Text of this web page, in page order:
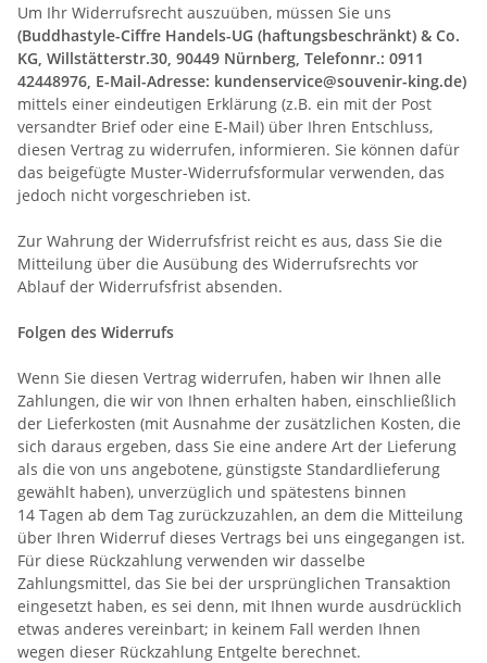
Um Ihr Widerrufsrecht auszuüben, müssen Sie uns
(Buddhastyle-Ciffre Handels-UG (haftungsbeschränkt) & Co.
KG, Willstätterstr.30, 90449 Nürnberg, Telefonnr.: 0911
42448976, E-Mail-Adresse: kundenservice@souvenir-king.de)
mittels einer eindeutigen Erklärung (z.B. ein mit der Post
versandter Brief oder eine E-Mail) über Ihren Entschluss,
diesen Vertrag zu widerrufen, informieren. Sie können dafür
das beigefügte Muster-Widerrufsformular verwenden, das
jedoch nicht vorgeschrieben ist.
Zur Wahrung der Widerrufsfrist reicht es aus, dass Sie die
Mitteilung über die Ausübung des Widerrufsrechts vor
Ablauf der Widerrufsfrist absenden.
Folgen des Widerrufs
Wenn Sie diesen Vertrag widerrufen, haben wir Ihnen alle
Zahlungen, die wir von Ihnen erhalten haben, einschließlich
der Lieferkosten (mit Ausnahme der zusätzlichen Kosten, die
sich daraus ergeben, dass Sie eine andere Art der Lieferung
als die von uns angebotene, günstigste Standardlieferung
gewählt haben), unverzüglich und spätestens binnen
14 Tagen ab dem Tag zurückzuzahlen, an dem die Mitteilung
über Ihren Widerruf dieses Vertrags bei uns eingegangen ist.
Für diese Rückzahlung verwenden wir dasselbe
Zahlungsmittel, das Sie bei der ursprünglichen Transaktion
eingesetzt haben, es sei denn, mit Ihnen wurde ausdrücklich
etwas anderes vereinbart; in keinem Fall werden Ihnen
wegen dieser Rückzahlung Entgelte berechnet.